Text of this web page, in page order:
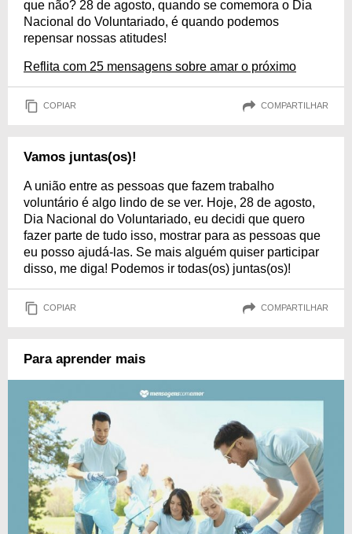
que não? 28 de agosto, quando se comemora o Dia
Nacional do Voluntariado, é quando podemos
repensar nossas atitudes!
Reflita com 25 mensagens sobre amar o próximo
COPIAR COMPARTILHAR
Vamos juntas(os)!
A união entre as pessoas que fazem trabalho
voluntário é algo lindo de se ver. Hoje, 28 de agosto,
Dia Nacional do Voluntariado, eu decidi que quero
fazer parte de tudo isso, mostrar para as pessoas que
eu posso ajudá-las. Se mais alguém quiser participar
disso, me diga! Podemos ir todas(os) juntas(os)!
COPIAR COMPARTILHAR
Para aprender mais